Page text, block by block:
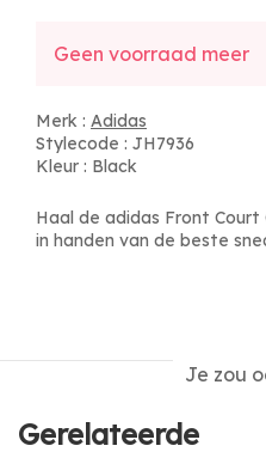
Geen voorraad meer
Merk : Adidas
Stylecode : JH7936
Kleur : Black
Haal de adidas Front Court
in handen van de beste
Je zou
Gerelateerde